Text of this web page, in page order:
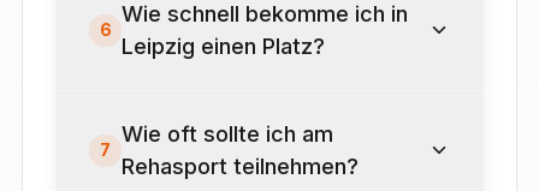
6
Wie schnell bekomme ich in
Leipzig einen Platz?
7
Wie oft sollte ich am
Rehasport teilnehmen?